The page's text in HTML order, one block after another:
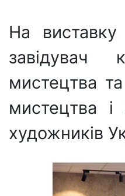
На виставку
завідувач
мистецтва
мистецтва і
художників